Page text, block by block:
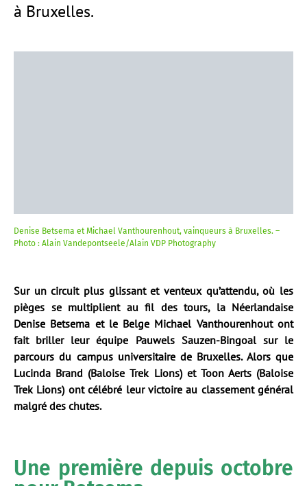
à Bruxelles.
Denise Betsema et Michael Vanthourenhout, vainqueurs à Bruxelles. –
Photo : Alain Vandepontseele/Alain VDP Photography
Sur un circuit plus glissant et venteux qu’attendu, où les
pièges se multiplient au fil des tours, la Néerlandaise
Denise Betsema et le Belge Michael Vanthourenhout ont
fait briller leur équipe Pauwels Sauzen-Bingoal sur le
parcours du campus universitaire de Bruxelles. Alors que
Lucinda Brand (Baloise Trek Lions) et Toon Aerts (Baloise
Trek Lions) ont célébré leur victoire au classement général
malgré des chutes.
Une première depuis octobre